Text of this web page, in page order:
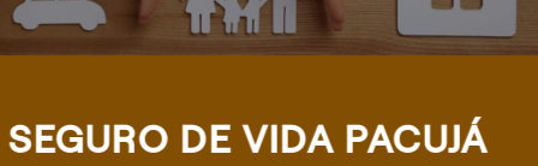
SEGURO DE VIDA PACUJÁ